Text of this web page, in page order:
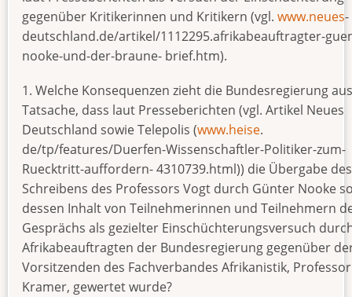
gegenüber Kritikerinnen und Kritikern (vgl. www.neues-
deutschland.de/artikel/1112295.afrikabeauftragter-
nooke-und-der-braune- brief.htm).
1. Welche Konsequenzen zieht die Bundesregierung
Tatsache, dass laut Presseberichten (vgl. Artikel Neues
Deutschland sowie Telepolis (www.heise.
de/tp/features/Duerfen-Wissenschaftler-Politiker-zum-
Ruecktritt-auffordern- 4310739.html)) die Übergabe des
Schreibens des Professors Vogt durch Günter Nooke
dessen Inhalt von Teilnehmerinnen und Teilnehmern
Gesprächs als gezielter Einschüchterungsversuch
Afrikabeauftragten der Bundesregierung gegenüber
Vorsitzenden des Fachverbandes Afrikanistik,
Kramer, gewertet wurde?